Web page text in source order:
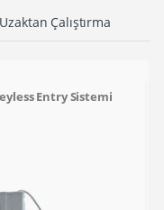
Çalıştırma
Entry Sistemi